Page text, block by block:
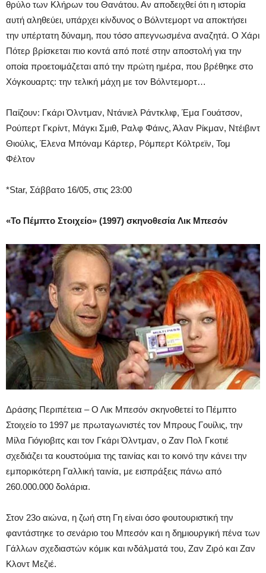
θρύλο των Κλήρων του Θανάτου. Αν αποδειχθεί ότι η ιστορία
αυτή αληθεύει, υπάρχει κίνδυνος ο Βόλντεμορτ να αποκτήσει
την υπέρτατη δύναμη, που τόσο απεγνωσμένα αναζητά. Ο Χάρι
Πότερ βρίσκεται πιο κοντά από ποτέ στην αποστολή για την
οποία προετοιμάζεται από την πρώτη ημέρα, που βρέθηκε στο
Χόγκουαρτς: την τελική μάχη με τον Βόλντεμορτ…
Παίζουν: Γκάρι Όλντμαν, Ντάνιελ Ράντκλιφ, Έμα Γουάτσον,
Ρούπερτ Γκρίντ, Μάγκι Σμιθ, Ραλφ Φάινς, Άλαν Ρίκμαν, Ντέιβιντ
Θιούλις, Έλενα Μπόναμ Κάρτερ, Ρόμπερτ Κόλτρεϊν, Τομ
Φέλτον
*Star, Σάββατο 16/05, στις 23:00
«Το Πέμπτο Στοιχείο» (1997) σκηνοθεσία Λικ Μπεσόν
Δράσης Περιπέτεια – Ο Λικ Μπεσόν σκηνοθετεί το Πέμπτο
Στοιχείο το 1997 με πρωταγωνιστές τον Μπρους Γουίλις, την
Μίλα Γιόγιοβιτς και τον Γκάρι Όλντμαν, ο Ζαν Πολ Γκοτιέ
σχεδιάζει τα κουστούμια της ταινίας και το κοινό την κάνει την
εμπορικότερη Γαλλική ταινία, με εισπράξεις πάνω από
260.000.000 δολάρια.
Στον 23ο αιώνα, η ζωή στη Γη είναι όσο φουτουριστική την
φαντάστηκε το σενάριο του Μπεσόν και η δημιουργική πένα των
Γάλλων σχεδιαστών κόμικ και ινδάλματά του, Ζαν Ζιρό και Ζαν
Κλοντ Μεζιέ.